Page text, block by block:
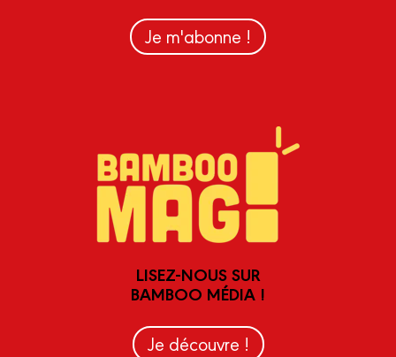
Je m'abonne !
LISEZ-NOUS SUR
BAMBOO MÉDIA !
Je découvre !